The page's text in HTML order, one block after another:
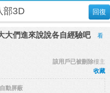
回復
部3D
大們進來說說各自經驗吧
看
樓主
該用戶已被刪除
收藏
動屏蔽